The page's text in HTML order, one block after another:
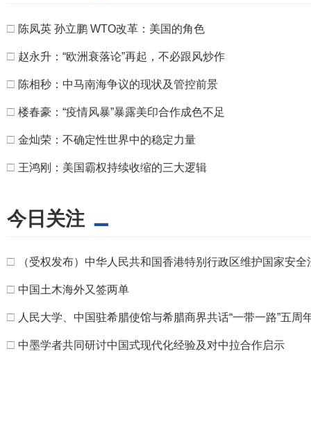
□ 陈凤英 孙立鹏 WTO改革：美国的角色
□ 赵永升：“欧洲衰落论”再起，不必跟风炒作
□ 陈相秒：中马南海争议的现状及管控前景
□ 楼春豪：“疫情风暴”暴露美印合作成色不足
□ 金灿荣：不确定性世界中的稳定力量
□ 王鸿刚：美国霸权持续收缩的三大逻辑
今日关注
□ （受权发布）中华人民共和国香港特别行政区维护国家安全
□ 中国土木海外又签两单
□ 人民大学、中国驻希腊使馆与希腊商界共话“一带一路”五周
□ 中墨学者共同研讨中国式现代化经验及对中拉合作启示